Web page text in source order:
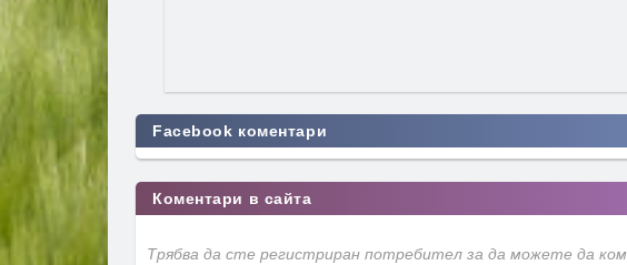
Facebook коментари
Коментари в сайта
Трябва да сте регистриран потребител за да можете да